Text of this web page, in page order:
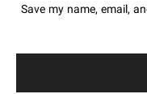
Save my name, email,